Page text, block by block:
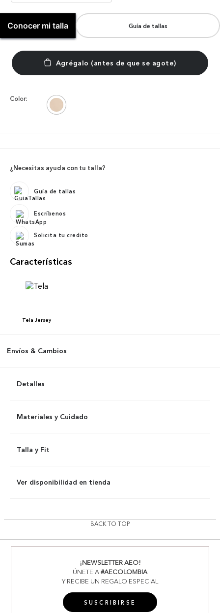
Conocer mi talla Guía de tallas
Color:
¿Necesitas ayuda con tu talla?
Guía de tallas
Escríbenos
Solicita tu credito
Características
Tela Jersey
Envíos & Cambios
Detalles
Materiales y Cuidado
Talla y Fit
Ver disponibilidad en tienda
BACK TO TOP
¡NEWSLETTER AEO!
ÚNETE A#AECOLOMBIA
Y RECIBE UN REGALO ESPECIAL
SUSCRIBIRSE